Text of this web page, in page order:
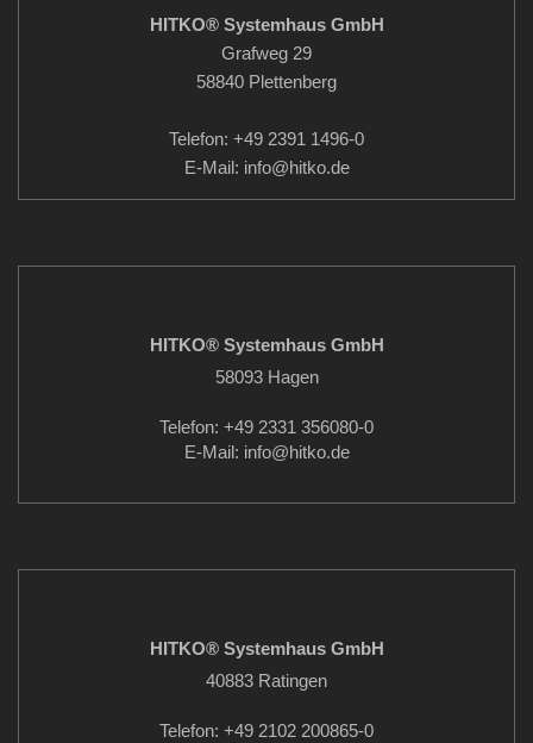
HITKO® Systemhaus GmbH
Grafweg 29
58840 Plettenberg
Telefon: +49 2391 1496-0
E-Mail: info@hitko.de
HITKO® Systemhaus GmbH
58093 Hagen
Telefon: +49 2331 356080-0
E-Mail: info@hitko.de
HITKO® Systemhaus GmbH
40883 Ratingen
Telefon: +49 2102 200865-0